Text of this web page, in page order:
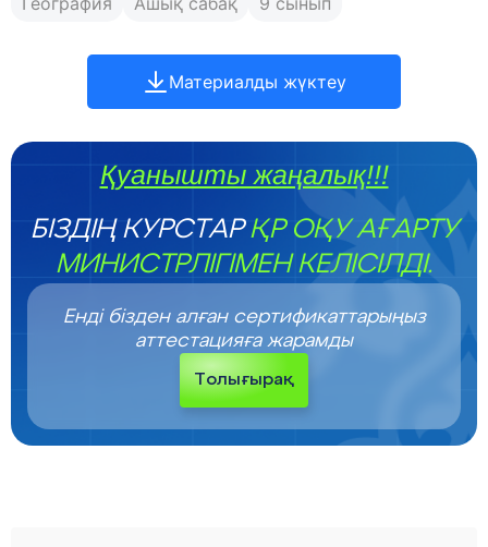
Материалды жүктеу
Қуанышты жаңалық!!!
БІЗДІҢ КУРСТАРҚР ОҚУ АҒАРТУ
МИНИСТРЛІГІМЕН КЕЛІСІЛДІ.
Енді бізден алған сертификаттарыңыз
аттестацияға жарамды
Толығырақ